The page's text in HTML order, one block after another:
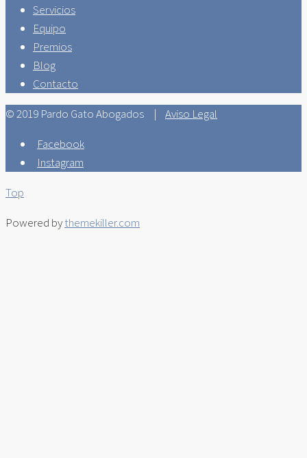
Servicios
Equipo
Premios
Blog
Contacto
© 2019 Pardo Gato Abogados | Aviso Legal
Facebook
Instagram
Top
Powered bythemekiller.com